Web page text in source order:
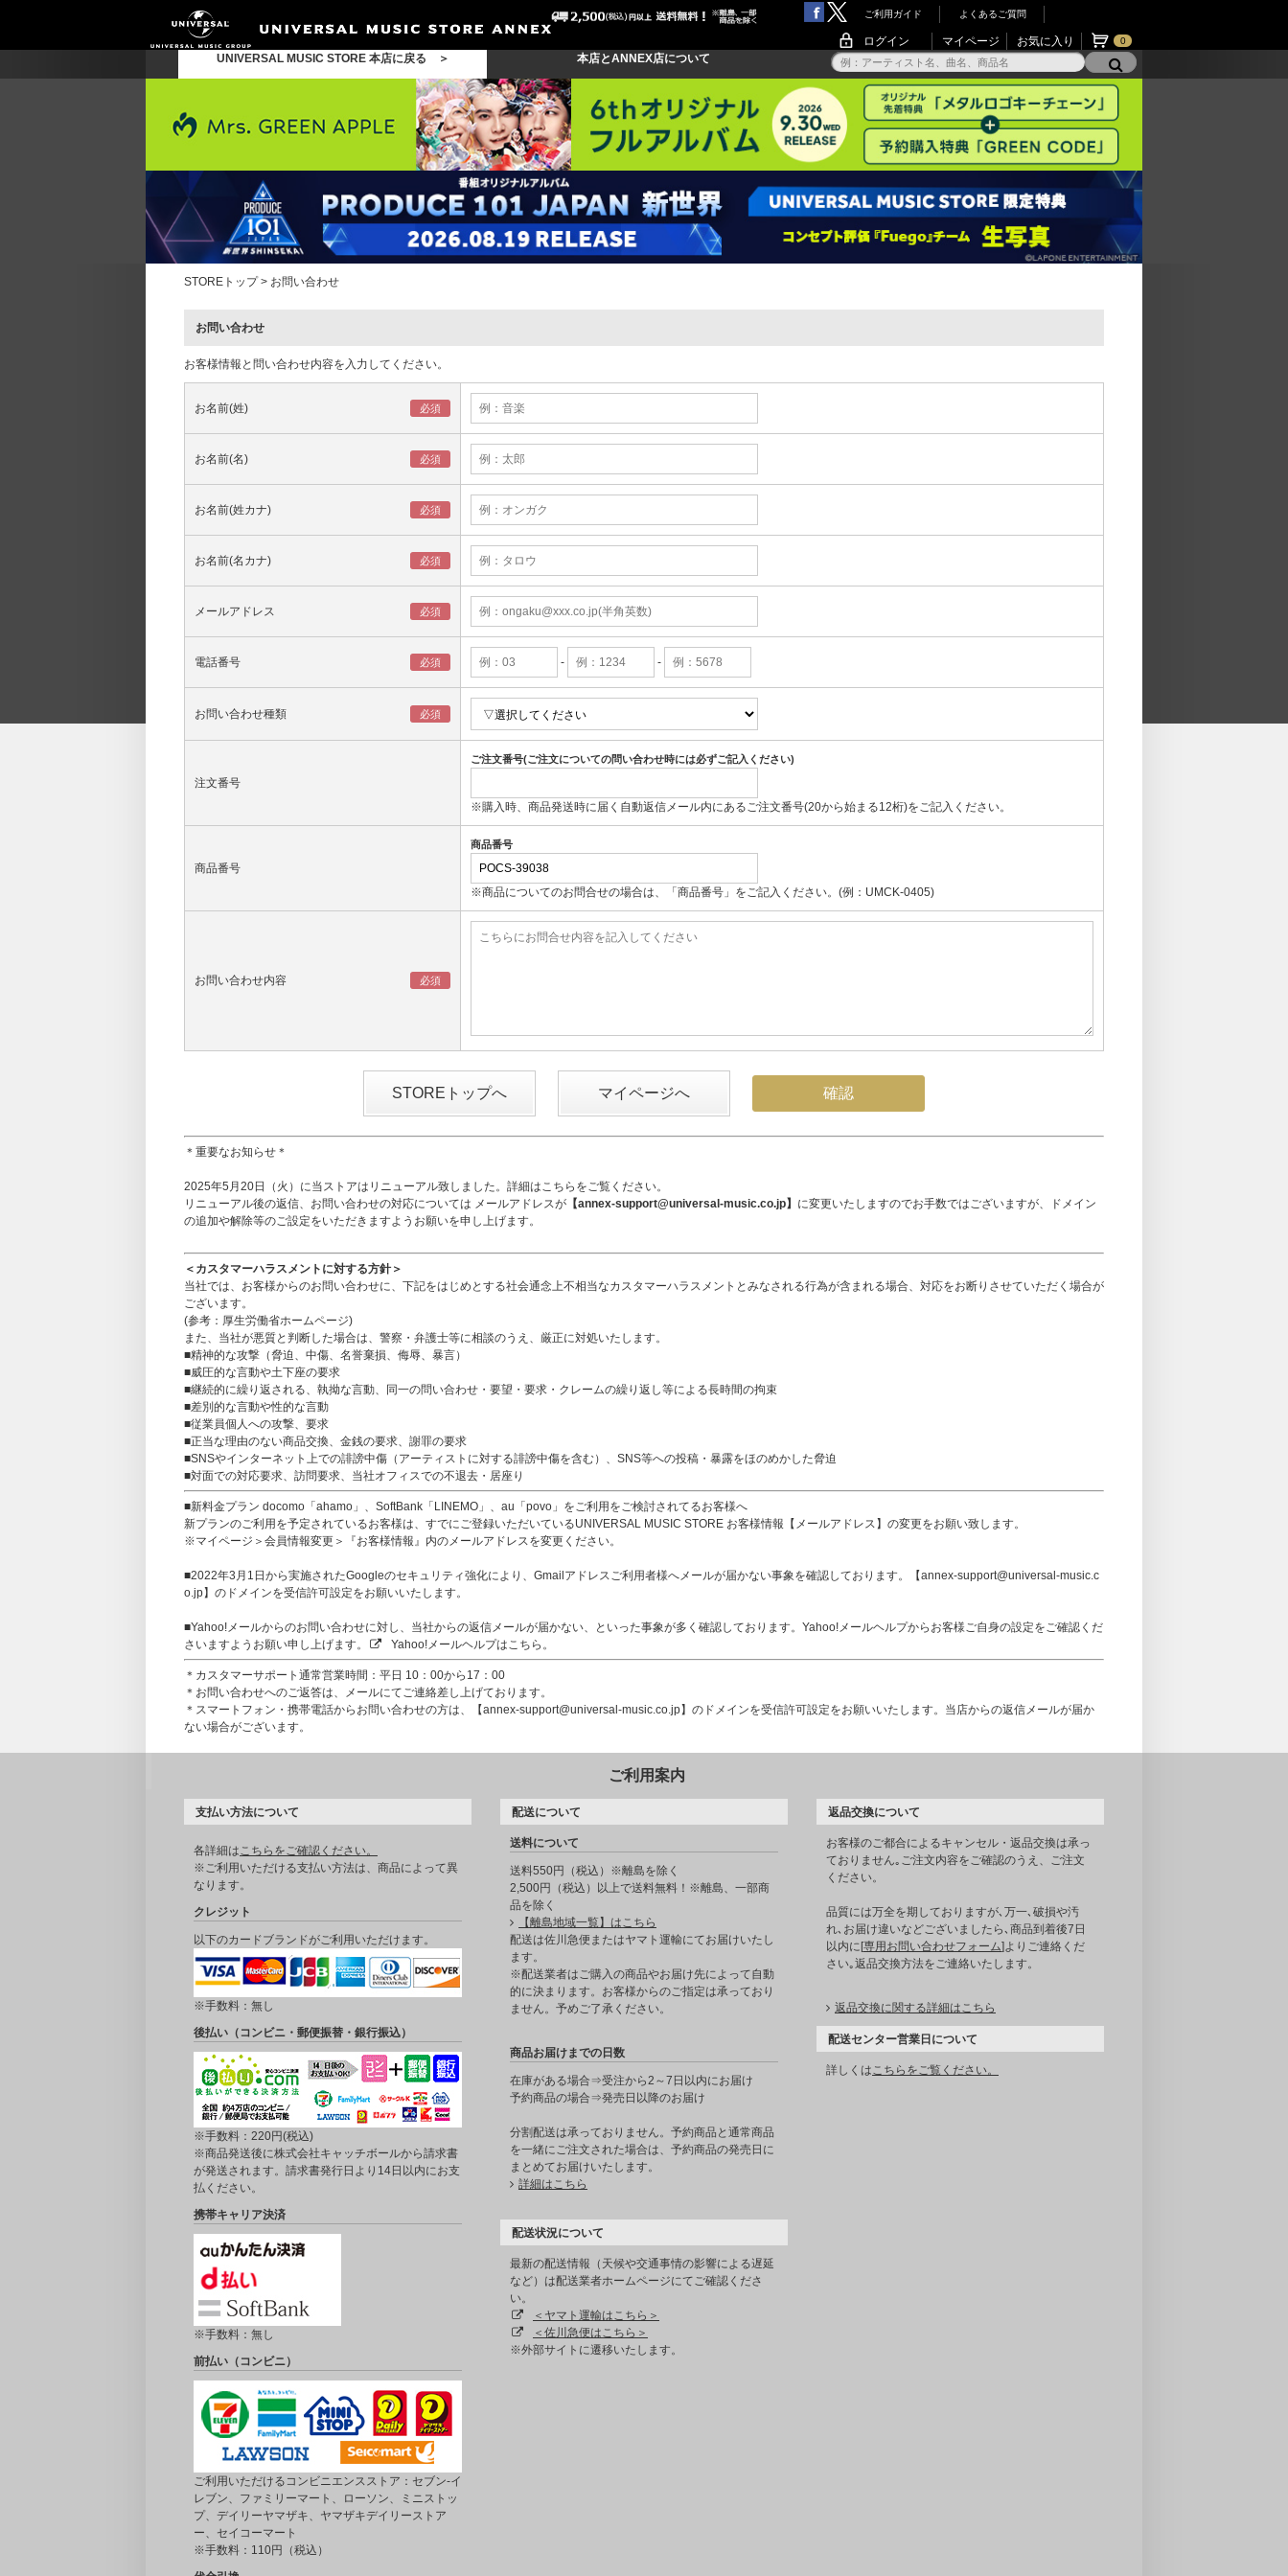
ご利用ガイド よくあるご質問
ログイン マイページ お気に入り 0
UNIVERSAL MUSIC STORE 本店に戻る ＞ 本店とANNEX店について
STOREトップ> お問い合わせ
お問い合わせ
お客様情報と問い合わせ内容を入力してください。
お名前(姓)
お名前(名)
お名前(姓カナ)
お名前(名カナ)
メールアドレス
電話番号 - -
お問い合わせ種類
注文番号
ご注文番号(ご注文についての問い合わせ時には必ずご記入ください)
※購入時、商品発送時に届く自動返信メール内にあるご注文番号(20から始まる12桁)をご記入ください。
商品番号
商品番号
※商品についてのお問合せの場合は、「商品番号」をご記入ください。(例：UMCK-0405)
お問い合わせ内容
STOREトップへ マイページへ
＊重要なお知らせ＊
2025年5月20日（火）に当ストアはリニューアル致しました。詳細は こちら をご覧ください。
リニューアル後の返信、お問い合わせの対応については メールアドレスが 【annex-support@universal-music.co.jp】 に変更いたしますのでお手数ではございますが、ドメイン
の追加や解除等のご設定をいただきますようお願いを申し上げます。
＜カスタマーハラスメントに対する方針＞
当社では、お客様からのお問い合わせに、下記をはじめとする社会通念上不相当なカスタマーハラスメントとみなされる行為が含まれる場合、対応をお断りさせていただく場合が
ございます。
(参考： 厚生労働省ホームページ)
また、当社が悪質と判断した場合は、警察・弁護士等に相談のうえ、厳正に対処いたします。
■精神的な攻撃（脅迫、中傷、名誉棄損、侮辱、暴言）
■威圧的な言動や土下座の要求
■継続的に繰り返される、執拗な言動、同一の問い合わせ・要望・要求・クレームの繰り返し等による長時間の拘束
■差別的な言動や性的な言動
■従業員個人への攻撃、要求
■正当な理由のない商品交換、金銭の要求、謝罪の要求
■SNSやインターネット上での誹謗中傷（アーティストに対する誹謗中傷を含む）、SNS等への投稿・暴露をほのめかした脅迫
■対面での対応要求、訪問要求、当社オフィスでの不退去・居座り
■新料金プラン docomo「ahamo」、SoftBank「LINEMO」、au「povo」をご利用をご検討されてるお客様へ
新プランのご利用を予定されているお客様は、すでにご登録いただいているUNIVERSAL MUSIC STORE お客様情報【メールアドレス】の変更をお願い致します。
※マイページ＞会員情報変更＞『お客様情報』内のメールアドレスを変更ください。
■2022年3月1日から実施されたGoogleのセキュリティ強化により、Gmailアドレスご利用者様へメールが届かない事象を確認しております。【annex-support@universal-music.c
o.jp】のドメインを受信許可設定をお願いいたします。
■Yahoo!メールからのお問い合わせに対し、当社からの返信メールが届かない、といった事象が多く確認しております。Yahoo!メールヘルプからお客様ご自身の設定をご確認くだ
さいますようお願い申し上げます。
Yahoo!メールヘルプはこちら。
＊カスタマーサポート通常営業時間：平日 10：00から17：00
＊お問い合わせへのご返答は、メールにてご連絡差し上げております。
＊スマートフォン・携帯電話からお問い合わせの方は、【annex-support@universal-music.co.jp】のドメインを受信許可設定をお願いいたします。当店からの返信メールが届か
ない場合がございます。
ご利用案内
支払い方法について
各詳細はこちらをご確認ください。
※ご利用いただける支払い方法は、商品によって異
なります。
クレジット
以下のカードブランドがご利用いただけます。
※手数料：無し
後払い（コンビニ・郵便振替・銀行振込）
※手数料：220円(税込)
※商品発送後に株式会社キャッチボールから請求書
が発送されます。請求書発行日より14日以内にお支
払ください。
携帯キャリア決済
※手数料：無し
前払い（コンビニ）
ご利用いただけるコンビニエンスストア：セブン-イ
レブン、ファミリーマート、ローソン、ミニストッ
プ、デイリーヤマザキ、ヤマザキデイリーストア
ー、セイコーマート
※手数料：110円（税込）
配送について
送料について
送料550円（税込）※離島を除く
2,500円（税込）以上で送料無料！※離島、一部商
品を除く
【離島地域一覧】はこちら
配送は佐川急便またはヤマト運輸にてお届けいたし
ます。
※配送業者はご購入の商品やお届け先によって自動
的に決まります。お客様からのご指定は承っており
ません。予めご了承ください。
商品お届けまでの日数
在庫がある場合⇒受注から2～7日以内にお届け
予約商品の場合⇒発売日以降のお届け
分割配送は承っておりません。予約商品と通常商品
を一緒にご注文された場合は、予約商品の発売日に
まとめてお届けいたします。
詳細はこちら
配送状況について
最新の配送情報（天候や交通事情の影響による遅延
など）は配送業者ホームページにてご確認くださ
い。
＜ヤマト運輸はこちら＞
＜佐川急便はこちら＞
※外部サイトに遷移いたします。
返品交換について
お客様のご都合によるキャンセル・返品交換は承っ
ておりません｡ご注文内容をご確認のうえ、ご注文
ください。
品質には万全を期しておりますが､万一､破損や汚
れ､お届け違いなどございましたら､商品到着後7日
以内に[専用お問い合わせフォーム]よりご連絡くだ
さい｡返品交換方法をご連絡いたします。
返品交換に関する詳細はこちら
配送センター営業日について
詳しくはこちらをご覧ください。